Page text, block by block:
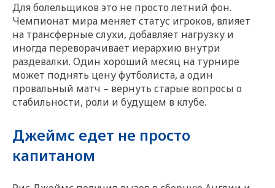
Для болельщиков это не просто летний фон.
Чемпионат мира меняет статус игроков, влияет
на трансферные слухи, добавляет нагрузку и
иногда переворачивает иерархию внутри
раздевалки. Один хороший месяц на турнире
может поднять цену футболиста, а один
провальный матч – вернуть старые вопросы о
стабильности, роли и будущем в клубе.
Джеймс едет не просто
капитаном